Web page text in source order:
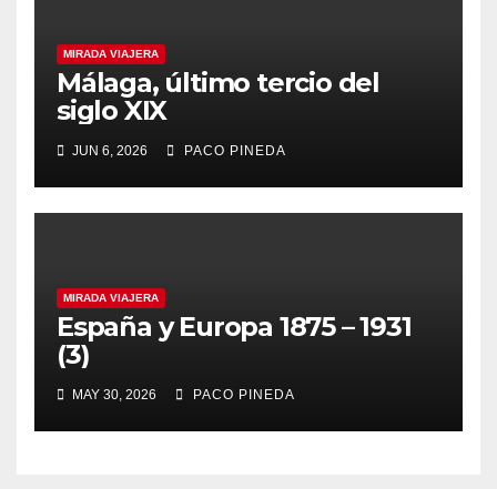
MIRADA VIAJERA
Málaga, último tercio del
siglo XIX
JUN 6, 2026 PACO PINEDA
MIRADA VIAJERA
España y Europa 1875 – 1931
(3)
MAY 30, 2026 PACO PINEDA